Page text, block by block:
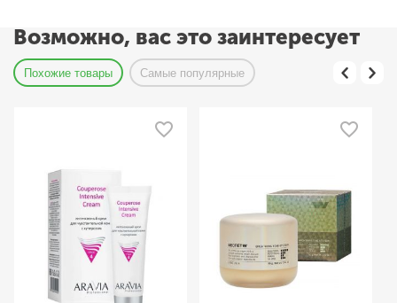
Возможно, вас это заинтересует
Похожие товары Самые популярные